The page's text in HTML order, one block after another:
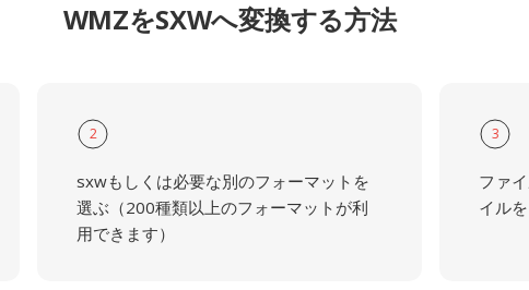
WMZをSXWへ変換する方法
2
sxwもしくは必要な別のフォーマットを
選ぶ（200種類以上のフォーマットが利
用できます）
3
ファ
イル